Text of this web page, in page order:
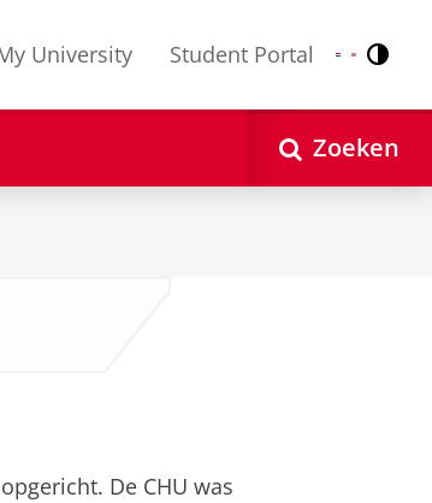
University Student Portal Nederlands
English
Zoeken
De CHU was